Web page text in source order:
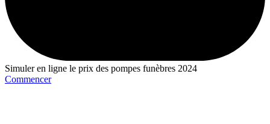
Simuler en ligne le prix des pompes funèbres 2024
Commencer